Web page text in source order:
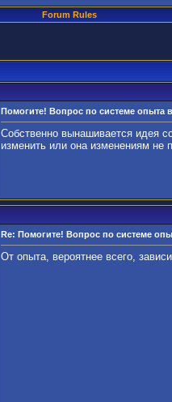
Forum Rules
Помогите! Вопрос по системе опыта
Собственно вынашивается идея
изменить или она изменениям не
Re: Помогите! Вопрос по системе
От опыта, вероятнее всего,